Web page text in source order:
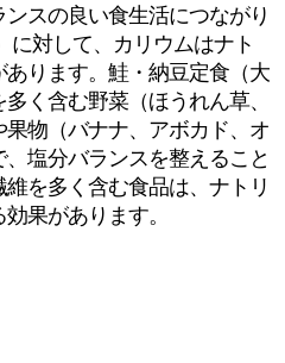
スの良い食生活につながり
に対して、カリウムはナト
あります。鮭・納豆定食（大
く含む野菜（ほうれん草、
物（バナナ、アボカド、オ
塩分バランスを整えること
を多く含む食品は、ナトリ
果があります。